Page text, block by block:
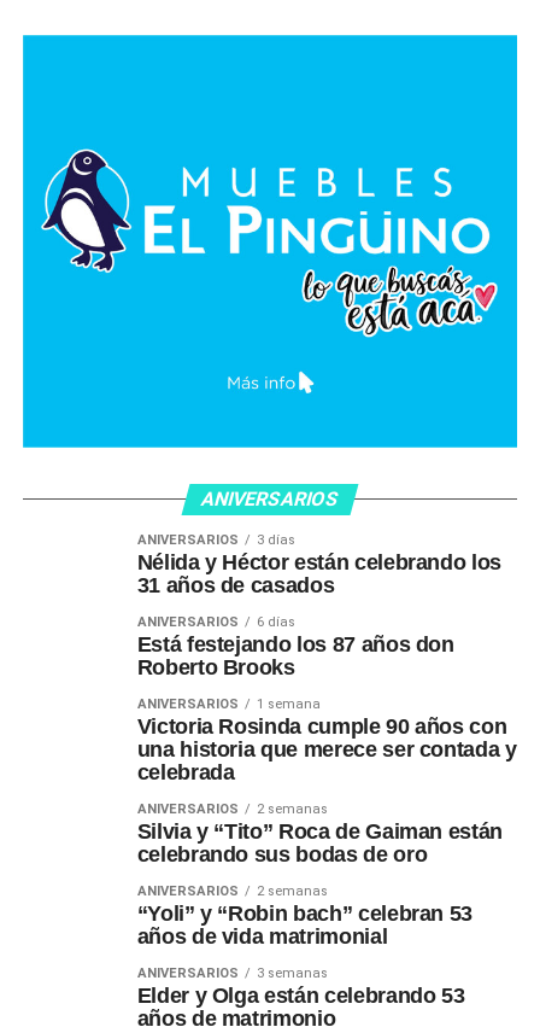
ANIVERSARIOS
ANIVERSARIOS 3 días
Nélida y Héctor están celebrando los
31 años de casados
ANIVERSARIOS 6 días
Está festejando los 87 años don
Roberto Brooks
ANIVERSARIOS 1 semana
Victoria Rosinda cumple 90 años con
una historia que merece ser contada y
celebrada
ANIVERSARIOS 2 semanas
Silvia y “Tito” Roca de Gaiman están
celebrando sus bodas de oro
ANIVERSARIOS 2 semanas
“Yoli” y “Robin bach” celebran 53
años de vida matrimonial
ANIVERSARIOS 3 semanas
Elder y Olga están celebrando 53
años de matrimonio